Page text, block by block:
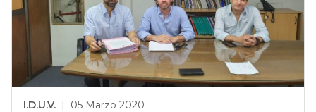
I.D.U.V. | 05 Marzo 2020